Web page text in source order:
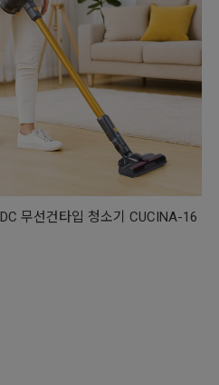
무선건타입 청소기 CUCINA-16